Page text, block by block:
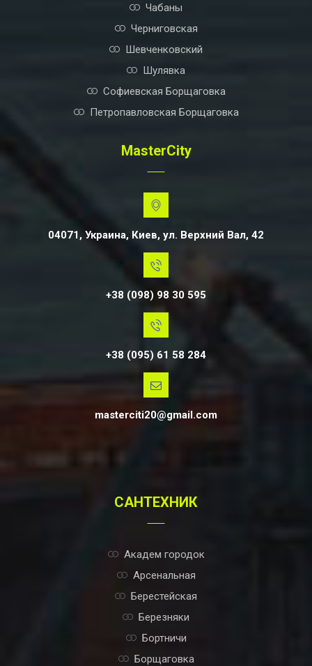
Чабаны
Черниговская
Шевченковский
Шулявка
Софиевская Борщаговка
Петропавловская Борщаговка
MasterCity
04071, Украина, Киев, ул. Верхний Вал, 42
+38 (098) 98 30 595
+38 (095) 61 58 284
masterciti20@gmail.com
САНТЕХНИК
Академ городок
Арсенальная
Берестейская
Березняки
Бортничи
Борщаговка